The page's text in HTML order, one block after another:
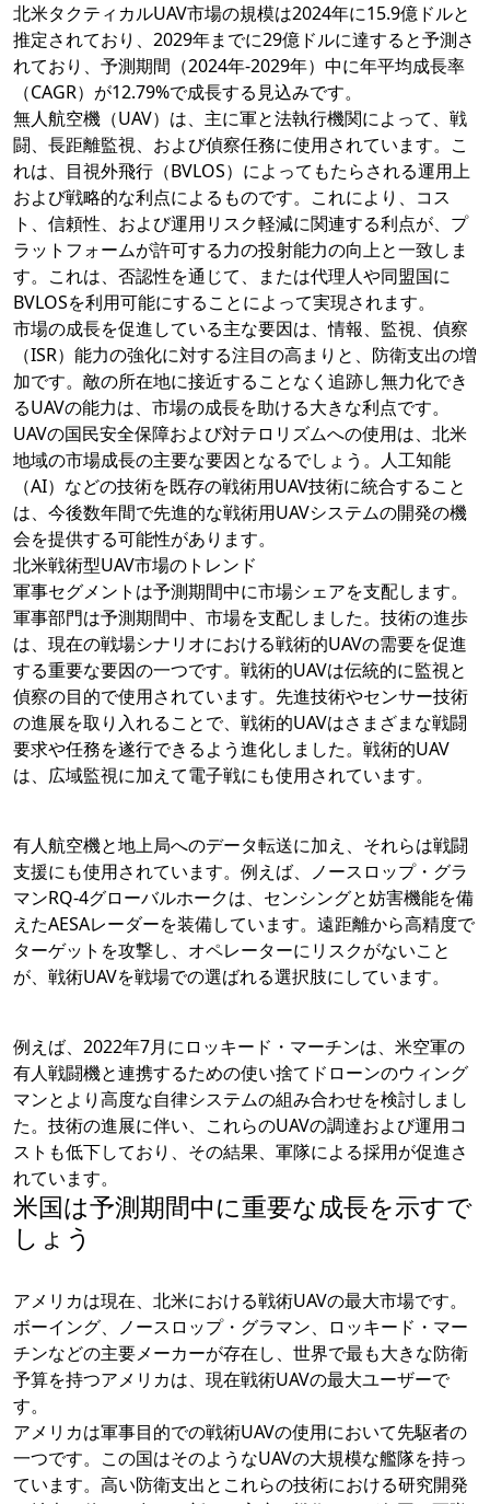
北米タクティカルUAV市場の規模は2024年に15.9億ドルと
推定されており、2029年までに29億ドルに達すると予測さ
れており、予測期間（2024年-2029年）中に年平均成長率
（CAGR）が12.79%で成長する見込みです。
無人航空機（UAV）は、主に軍と法執行機関によって、戦
闘、長距離監視、および偵察任務に使用されています。こ
れは、目視外飛行（BVLOS）によってもたらされる運用上
および戦略的な利点によるものです。これにより、コス
ト、信頼性、および運用リスク軽減に関連する利点が、プ
ラットフォームが許可する力の投射能力の向上と一致しま
す。これは、否認性を通じて、または代理人や同盟国に
BVLOSを利用可能にすることによって実現されます。
市場の成長を促進している主な要因は、情報、監視、偵察
（ISR）能力の強化に対する注目の高まりと、防衛支出の増
加です。敵の所在地に接近することなく追跡し無力化でき
るUAVの能力は、市場の成長を助ける大きな利点です。
UAVの国民安全保障および対テロリズムへの使用は、北米
地域の市場成長の主要な要因となるでしょう。人工知能
（AI）などの技術を既存の戦術用UAV技術に統合すること
は、今後数年間で先進的な戦術用UAVシステムの開発の機
会を提供する可能性があります。
北米戦術型UAV市場のトレンド
軍事セグメントは予測期間中に市場シェアを支配します。
軍事部門は予測期間中、市場を支配しました。技術の進歩
は、現在の戦場シナリオにおける戦術的UAVの需要を促進
する重要な要因の一つです。戦術的UAVは伝統的に監視と
偵察の目的で使用されています。先進技術やセンサー技術
の進展を取り入れることで、戦術的UAVはさまざまな戦闘
要求や任務を遂行できるよう進化しました。戦術的UAV
は、広域監視に加えて電子戦にも使用されています。
有人航空機と地上局へのデータ転送に加え、それらは戦闘
支援にも使用されています。例えば、ノースロップ・グラ
マンRQ-4グローバルホークは、センシングと妨害機能を備
えたAESAレーダーを装備しています。遠距離から高精度で
ターゲットを攻撃し、オペレーターにリスクがないこと
が、戦術UAVを戦場での選ばれる選択肢にしています。
例えば、2022年7月にロッキード・マーチンは、米空軍の
有人戦闘機と連携するための使い捨てドローンのウィング
マンとより高度な自律システムの組み合わせを検討しまし
た。技術の進展に伴い、これらのUAVの調達および運用コ
ストも低下しており、その結果、軍隊による採用が促進さ
れています。
米国は予測期間中に重要な成長を示すで
しょう
アメリカは現在、北米における戦術UAVの最大市場です。
ボーイング、ノースロップ・グラマン、ロッキード・マー
チンなどの主要メーカーが存在し、世界で最も大きな防衛
予算を持つアメリカは、現在戦術UAVの最大ユーザーで
す。
アメリカは軍事目的での戦術UAVの使用において先駆者の
一つです。この国はそのようなUAVの大規模な艦隊を持っ
ています。高い防衛支出とこれらの技術における研究開発